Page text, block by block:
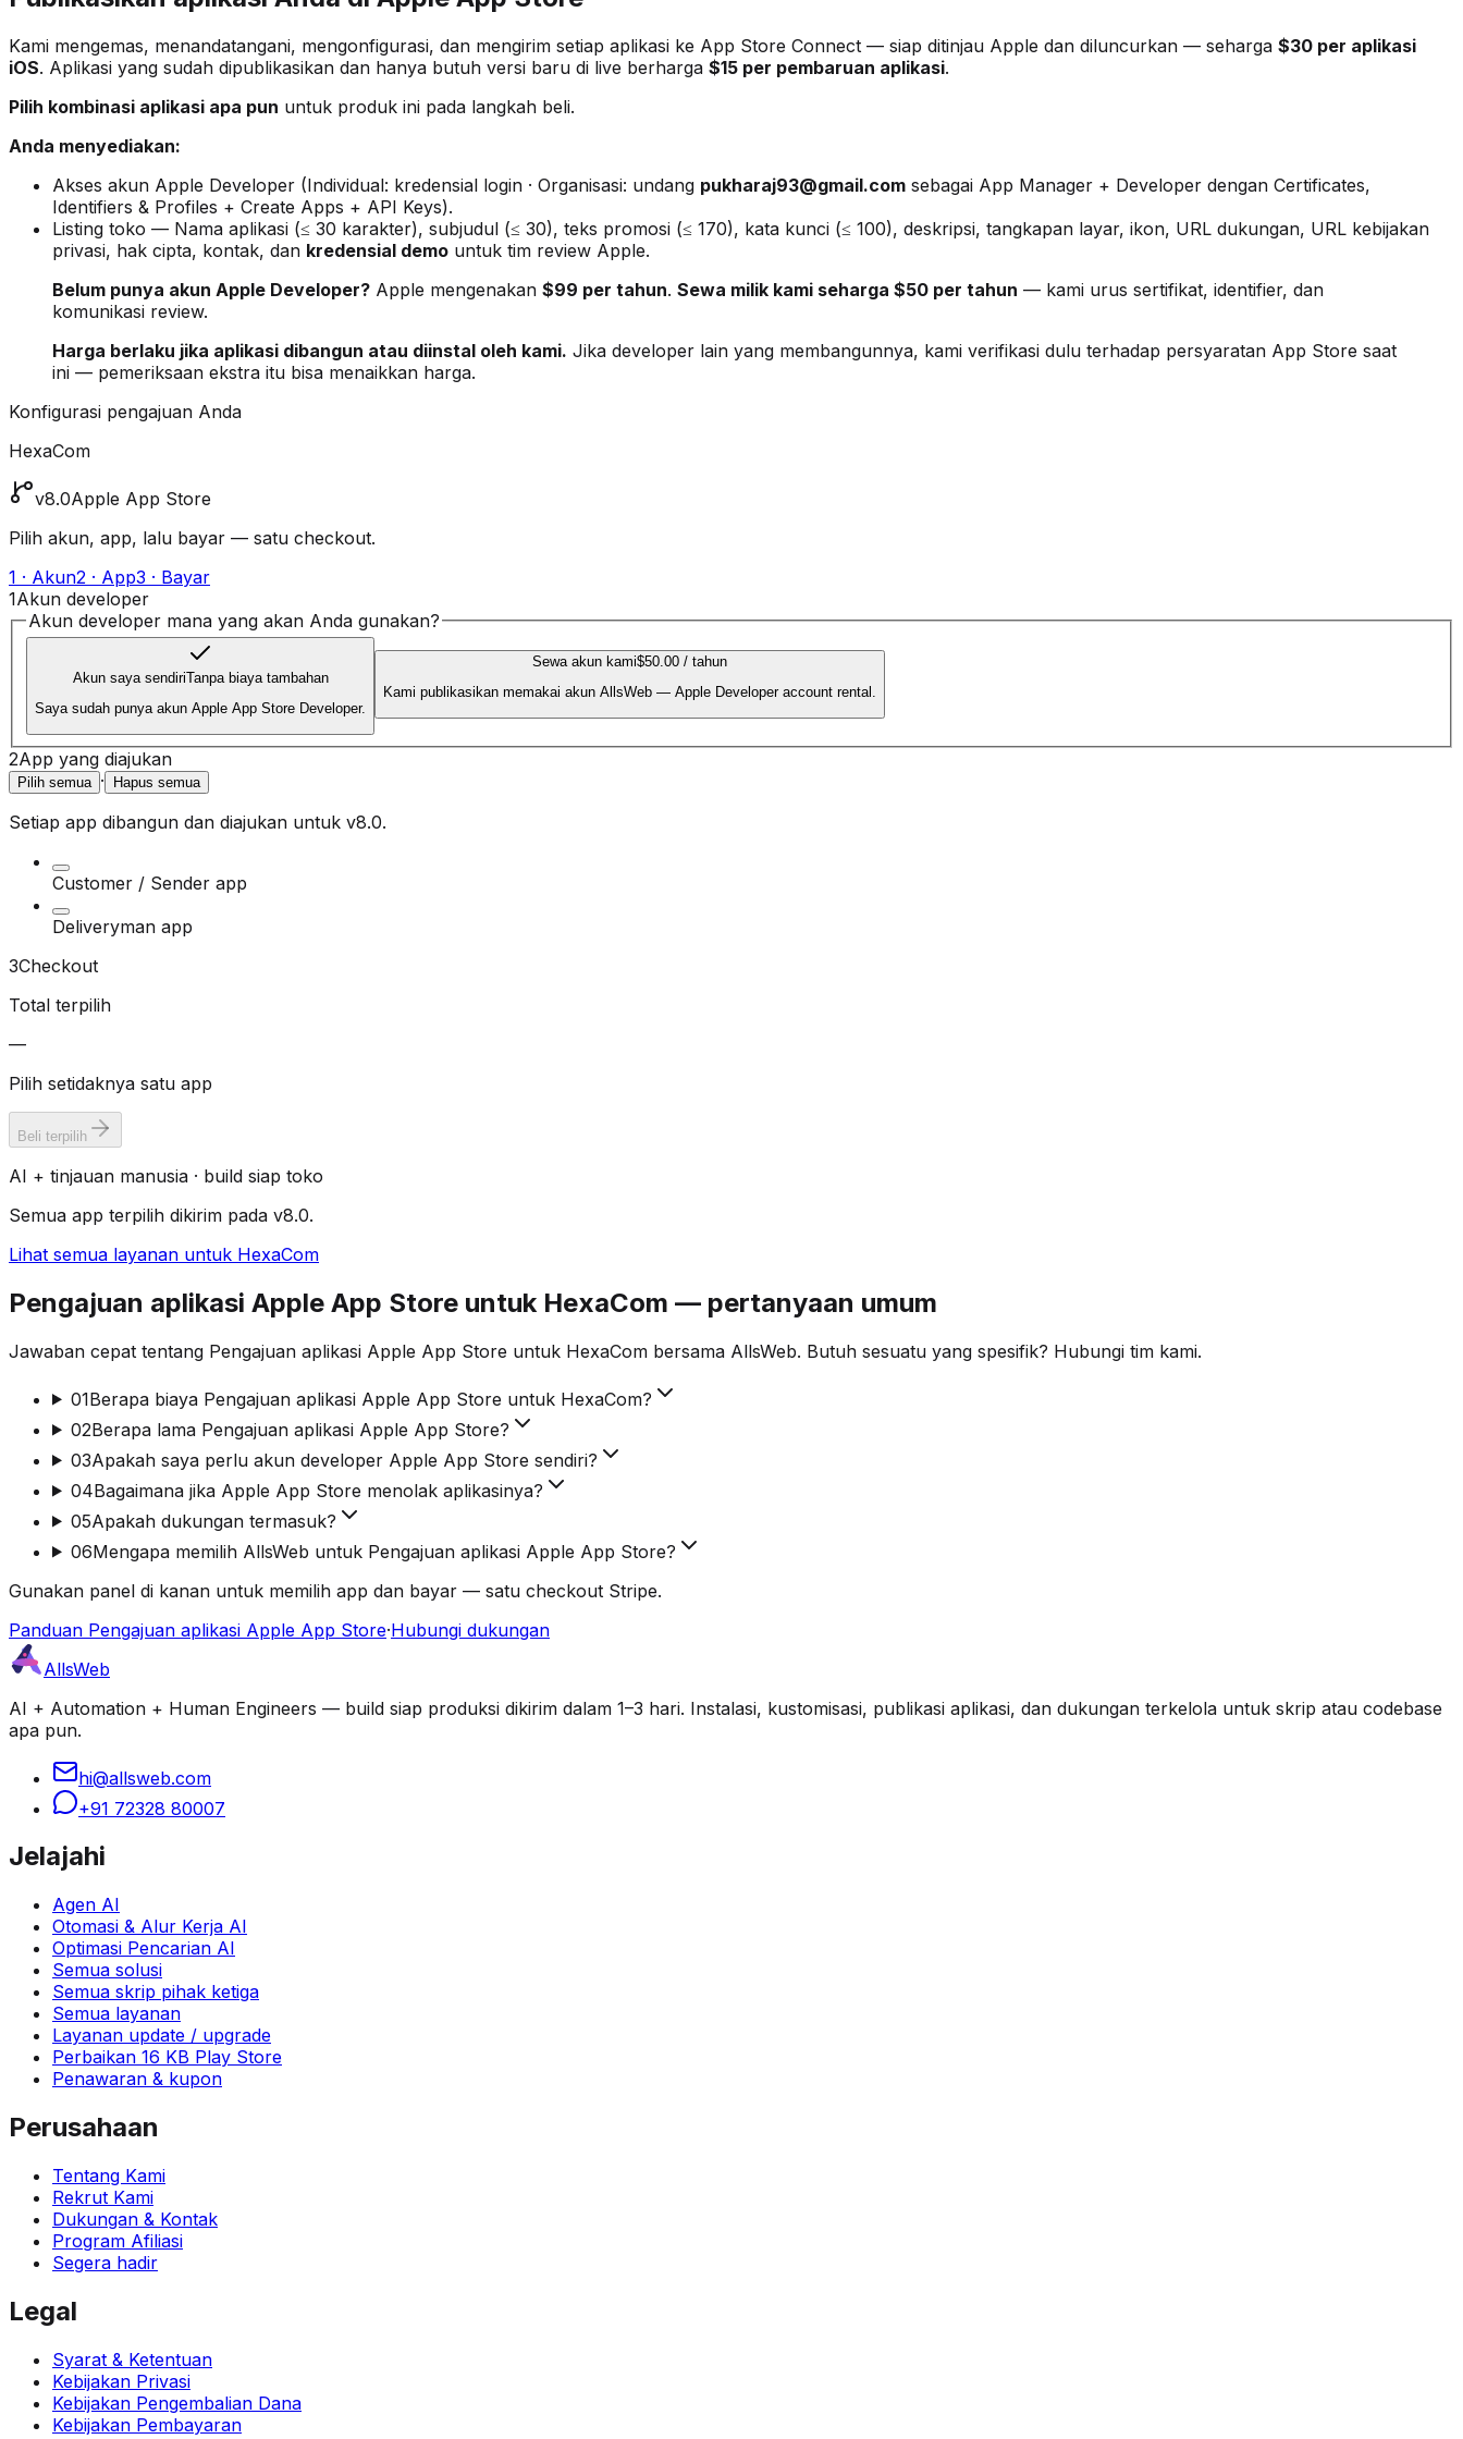
Kami mengemas, menandatangani, mengonfigurasi, dan mengirim setiap aplikasi ke App Store Connect — siap ditinjau Apple dan diluncurkan — seharga $30 per aplikasi
iOS. Aplikasi yang sudah dipublikasikan dan hanya butuh versi baru di live berharga $15 per pembaruan aplikasi.
Pilih kombinasi aplikasi apa pun untuk produk ini pada langkah beli.
Anda menyediakan:
Akses akun Apple Developer (Individual: kredensial login · Organisasi: undang pukharaj93@gmail.com sebagai App Manager + Developer dengan Certificates,
Identifiers & Profiles + Create Apps + API Keys).
Listing toko — Nama aplikasi (≤ 30 karakter), subjudul (≤ 30), teks promosi (≤ 170), kata kunci (≤ 100), deskripsi, tangkapan layar, ikon, URL dukungan, URL kebijakan
privasi, hak cipta, kontak, dan kredensial demo untuk tim review Apple.
Belum punya akun Apple Developer? Apple mengenakan $99 per tahun. Sewa milik kami seharga $50 per tahun — kami urus sertifikat, identifier, dan
komunikasi review.
Harga berlaku jika aplikasi dibangun atau diinstal oleh kami. Jika developer lain yang membangunnya, kami verifikasi dulu terhadap persyaratan App Store saat
ini — pemeriksaan ekstra itu bisa menaikkan harga.
Konfigurasi pengajuan Anda
HexaCom
v8.0Apple App Store
Pilih akun, app, lalu bayar — satu checkout.
1 · Akun2 · App3 · Bayar
1Akun developer
Akun developer mana yang akan Anda gunakan?
Akun saya sendiriTanpa biaya tambahan
Saya sudah punya akun Apple App Store Developer.
Sewa akun kami$50.00 / tahun
Kami publikasikan memakai akun AllsWeb — Apple Developer account rental.
2App yang diajukan
Pilih semua · Hapus semua
Setiap app dibangun dan diajukan untuk v8.0.
Customer / Sender app
Deliveryman app
3Checkout
Total terpilih
—
Pilih setidaknya satu app
Beli terpilih
AI + tinjauan manusia · build siap toko
Semua app terpilih dikirim pada v8.0.
Lihat semua layanan untuk HexaCom
Pengajuan aplikasi Apple App Store untuk HexaCom — pertanyaan umum
Jawaban cepat tentang Pengajuan aplikasi Apple App Store untuk HexaCom bersama AllsWeb. Butuh sesuatu yang spesifik? Hubungi tim kami.
01Berapa biaya Pengajuan aplikasi Apple App Store untuk HexaCom?
02Berapa lama Pengajuan aplikasi Apple App Store?
03Apakah saya perlu akun developer Apple App Store sendiri?
04Bagaimana jika Apple App Store menolak aplikasinya?
05Apakah dukungan termasuk?
06Mengapa memilih AllsWeb untuk Pengajuan aplikasi Apple App Store?
Gunakan panel di kanan untuk memilih app dan bayar — satu checkout Stripe.
Panduan Pengajuan aplikasi Apple App Store·Hubungi dukungan
AllsWeb
AI + Automation + Human Engineers — build siap produksi dikirim dalam 1–3 hari. Instalasi, kustomisasi, publikasi aplikasi, dan dukungan terkelola untuk skrip atau codebase
apa pun.
hi@allsweb.com
+91 72328 80007
Jelajahi
Agen AI
Otomasi & Alur Kerja AI
Optimasi Pencarian AI
Semua solusi
Semua skrip pihak ketiga
Semua layanan
Layanan update / upgrade
Perbaikan 16 KB Play Store
Penawaran & kupon
Perusahaan
Tentang Kami
Rekrut Kami
Dukungan & Kontak
Program Afiliasi
Segera hadir
Legal
Syarat & Ketentuan
Kebijakan Privasi
Kebijakan Pengembalian Dana
Kebijakan Pembayaran